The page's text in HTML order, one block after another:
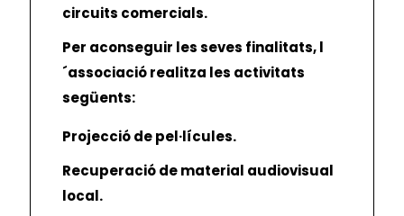
circuits comercials.
Per aconseguir les seves finalitats, l
´associació realitza les activitats
següents:
Projecció de pel·lícules.
Recuperació de material audiovisual
local.